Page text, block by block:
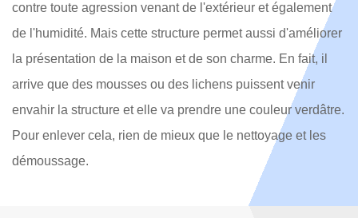
contre toute agression venant de l'extérieur et également
de l'humidité. Mais cette structure permet aussi d'améliorer
la présentation de la maison et de son charme. En fait, il
arrive que des mousses ou des lichens puissent venir
envahir la structure et elle va prendre une couleur verdâtre.
Pour enlever cela, rien de mieux que le nettoyage et les
démoussage.